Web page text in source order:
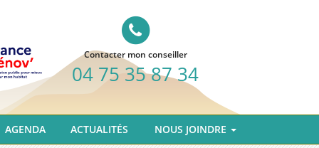
Contacter mon conseiller
04 75 35 87 34
AGENDA ACTUALITÉS NOUS JOINDRE